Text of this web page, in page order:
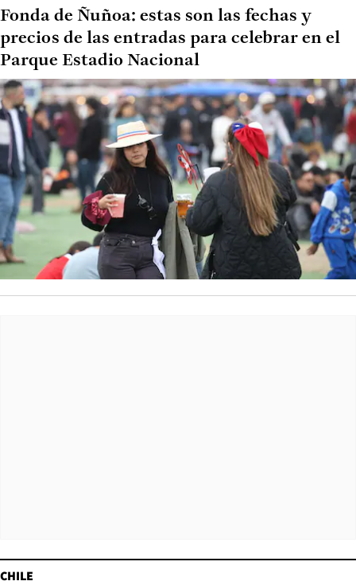
Fonda de Ñuñoa: estas son las fechas y
precios de las entradas para celebrar en el
Parque Estadio Nacional
CHILE